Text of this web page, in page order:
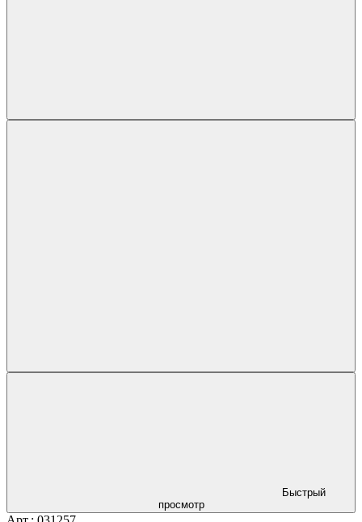
Быстрый
просмотр